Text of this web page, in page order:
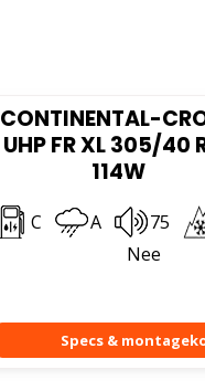
CONTINENTAL-
UHP FR XL 305/40
114W
C A 75
Nee